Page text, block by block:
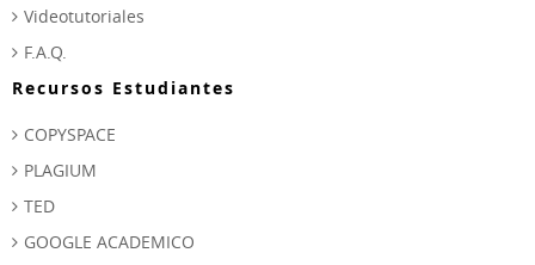
Videotutoriales
F.A.Q.
Recursos Estudiantes
COPYSPACE
PLAGIUM
TED
GOOGLE ACADEMICO